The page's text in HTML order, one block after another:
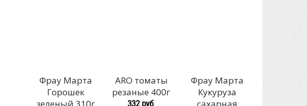
Фрау Марта
Горошек
ARO томаты
резаные 400г
332 руб
Фрау Марта
Кукуруза
погребок